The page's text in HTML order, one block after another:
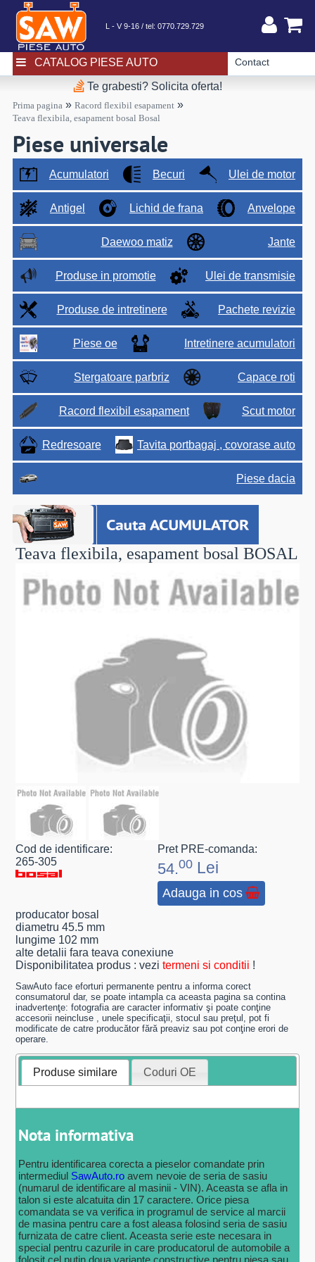
L - V 9-16 / tel: 0770.729.729
CATALOG PIESE AUTO Contact
Te grabesti? Solicita oferta!
Prima pagina » Racord flexibil esapament»
Teava flexibila, esapament bosal Bosal
Piese universale
Acumulatori Becuri Ulei de motor
Antigel Lichid de frana Anvelope
Daewoo matiz Jante
Produse in promotie Ulei de transmisie
Produse de intretinere Pachete revizie
Piese oe Intretinere acumulatori
Stergatoare parbriz Capace roti
Racord flexibil esapament Scut motor
Redresoare Tavita portbagaj , covorase auto
Piese dacia
Teava flexibila, esapament bosalBOSAL
Cod de identificare:
265-305
Pret PRE-comanda:
54.00Lei
Adauga in cos
producator bosal
diametru 45.5 mm
lungime 102 mm
alte detalii fara teava conexiune
Disponibilitatea produs : vezitermeni si conditii !
SawAuto face eforturi permanente pentru a informa corect
consumatorul dar, se poate intampla ca aceasta pagina sa contina
inadvertenţe: fotografia are caracter informativ şi poate conţine
accesorii neincluse , unele specificaţii, stocul sau preţul, pot fi
modificate de catre producător fără preaviz sau pot conţine erori de
operare.
Produse similare Coduri OE
Nota informativa
Pentru identificarea corecta a pieselor comandate prin
intermediul SawAuto.ro avem nevoie de seria de sasiu
(numarul de identificare al masinii - VIN). Aceasta se afla in
talon si este alcatuita din 17 caractere. Orice piesa
comandata se va verifica in programul de service al marcii
de masina pentru care a fost aleasa folosind seria de sasiu
furnizata de catre client. Aceasta serie este necesara in
special pentru cazurile in care producatorul de automobile a